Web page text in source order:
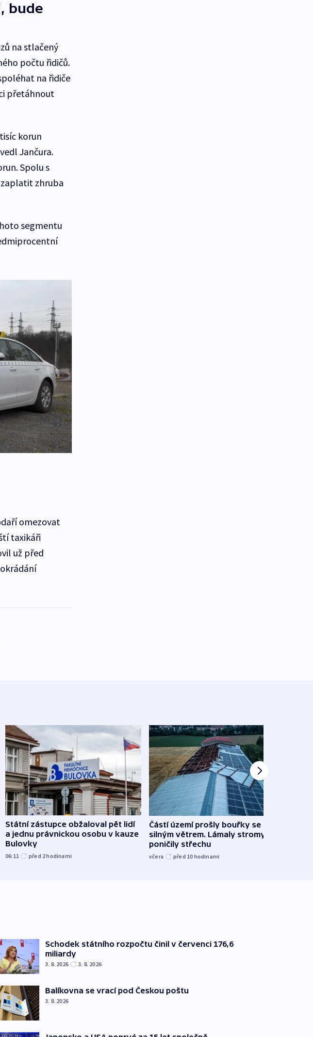
bude
na stlačený
počtu řidičů.
na řidiče
přetáhnout
korun
Jančura.
Spolu s
zhruba
segmentu
omezovat
taxikáři
už před
Státní zástupce obžaloval pět lidí
a jednu právnickou osobu v kauze
Bulovky
06:11 před 2hodinami
Částí území prošly bouřky se
silným větrem. Lámaly stromy a
poničily střechu
včera před 10 hodinami
Schodek státního rozpočtu činil v červenci 176,6
miliardy
3. 8. 2026 3. 8. 2026
Balíkovna se vrací pod Českou poštu
3. 8. 2026